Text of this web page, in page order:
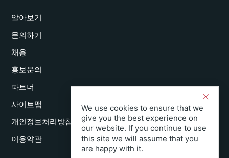
알아보기
문의하기
채용
홍보문의
파트너
사이트맵
개인정보처리방침
이용약관
We use cookies to ensure that we
give you the best experience on
our website. If you continue to use
this site we will assume that you
are happy with it.